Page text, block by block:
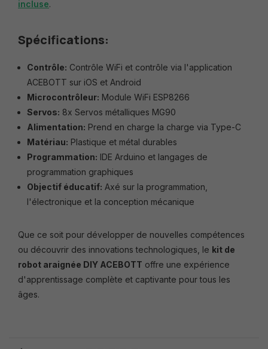
incluse.
Spécifications:
Contrôle: Contrôle WiFi et contrôle via l'application
ACEBOTT sur iOS et Android
Microcontrôleur: Module WiFi ESP8266
Servos: 8x Servos métalliques MG90
Alimentation: Prend en charge la charge via Type-C
Matériau: Plastique et métal durables
Programmation: IDE Arduino et langages de
programmation graphiques
Objectif éducatif: Axé sur la programmation,
l'électronique et la conception mécanique
Que ce soit pour développer de nouvelles compétences
ou découvrir des innovations technologiques, le kit de
robot araignée DIY ACEBOTT offre une expérience
d'apprentissage complète et captivante pour tous les
âges.